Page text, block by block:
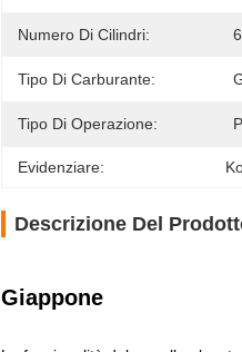
Numero Di Cilindri: 6
Tipo Di Carburante:
Tipo Di Operazione:
Evidenziare:
Descrizione Del
Giappone